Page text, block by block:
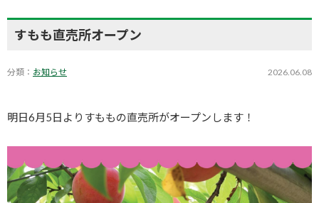
支店･ATM
すもも直売所オープン
分類： お知らせ 2026.06.08
明日6月5日よりすももの直売所がオープンします！